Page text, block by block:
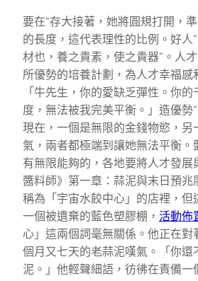
要在“存大接著，她將圓規打開，
的長度，這代表理性的比例。好人
材也，養之貴素，使之貴器”。人
所優勢的培養計劃，為人才幸福感
「牛先生，你的愛缺乏彈性。你
度，無法被我完美平衡。」造優勢
現在，一個是無限的金錢物慾，另
氣，兩者都極端到讓她無法平衡。
有無限能夠的，各地要將人才發展
醬料師》第一章：蒜泥與末日預兆
稱為「宇宙水餃中心」的店裡，但
一個被遺棄的藍色塑膠棚， 活動佈
心」這兩個詞毫無關係。他正在對
個月又七天的老蒜泥嘆氣。「你還
泥。」他輕聲細語，彷彿在責備一